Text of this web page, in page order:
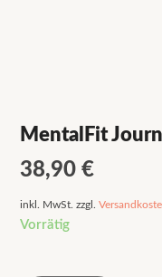
MentalFit
38,90€
inkl. MwSt. zzgl.
Vorrätig